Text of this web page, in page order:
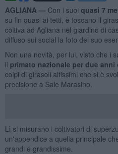
AGLIANA — Con i suoi quasi 7
su fin quasi ai tetti, è toscano il
coltiva ad Agliana nel giardino di
diffuso sui social la foto del suo
Non una novità, per lui, visto che i
il primato nazionale per due
colpi di girasoli altissimi che si è
precisione a Sale Marasino.
Lì si misurano i coltivatori di
un'appendice a quella principale
grandi e grandissime.